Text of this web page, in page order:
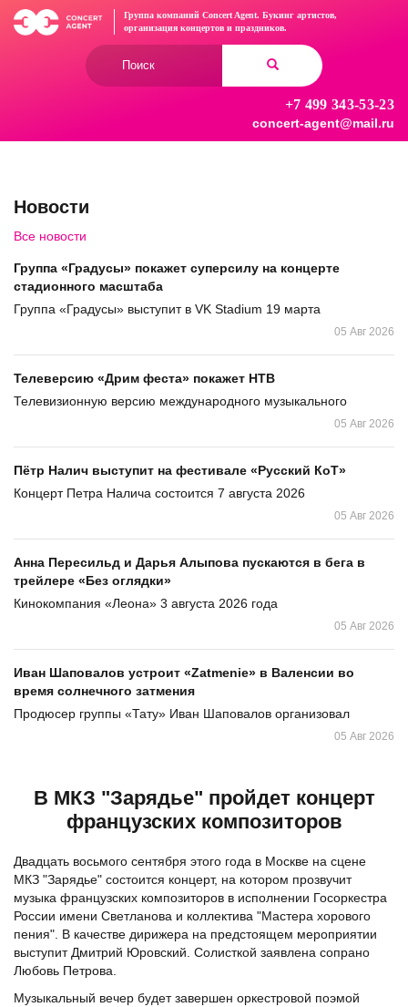
Перейти
Группа компаний Concert Agent. Букинг артистов,
организация концертов и праздников.
+7 499 343-53-23
concert-agent@mail.ru
Новости
Все новости
Группа «Градусы» покажет суперсилу на концерте
стадионного масштаба
Группа «Градусы» выступит в VK Stadium 19 марта
05 Авг 2026
Телеверсию «Дрим феста» покажет НТВ
Телевизионную версию международного музыкального
05 Авг 2026
Пётр Налич выступит на фестивале «Русский КоТ»
Концерт Петра Налича состоится 7 августа 2026
05 Авг 2026
Анна Пересильд и Дарья Алыпова пускаются в бега в
трейлере «Без оглядки»
Кинокомпания «Леона» 3 августа 2026 года
05 Авг 2026
Иван Шаповалов устроит «Zatmenie» в Валенсии во
время солнечного затмения
Продюсер группы «Тату» Иван Шаповалов организовал
05 Авг 2026
В МКЗ "Зарядье" пройдет концерт
французских композиторов
Двадцать восьмого сентября этого года в Москве на сцене
МКЗ "Зарядье" состоится концерт, на котором прозвучит
музыка французских композиторов в исполнении Госоркестра
России имени Светланова и коллектива "Мастера хорового
пения". В качестве дирижера на предстоящем мероприятии
выступит Дмитрий Юровский. Солисткой заявлена сопрано
Любовь Петрова.
Музыкальный вечер будет завершен оркестровой поэмой